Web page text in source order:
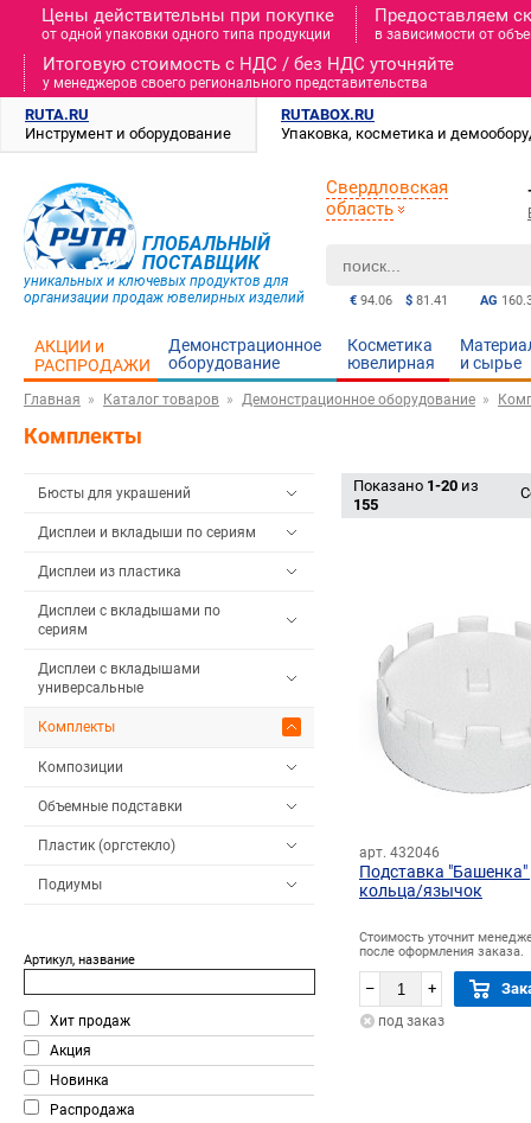
Цены действительны при покупке
от одной упаковки одного типа продукции
Предоставляем
в зависимости от
Итоговую стоимость c НДС / без НДС уточняйте
у менеджеров своего регионального представительства
RUTA.RU
Инструмент и оборудование
RUTABOX.RU
Упаковка, косметика и
ГЛОБАЛЬНЫЙ
ПОСТАВЩИК
уникальных и ключевых продуктов для
организации продаж ювелирных изделий
AG
€ 94.06 $ 81.41
Свердловская
область
АКЦИИ и
РАСПРОДАЖИ
Демонстрационное
оборудование
Косметика
ювелирная
и cырье
Главная Каталог товаров Демонстрационное оборудование
Комплекты
Бюсты для украшений
Дисплеи и вкладыши по сериям
Дисплеи из пластика
Дисплеи с вкладышами по
сериям
Дисплеи с вкладышами
универсальные
Комплекты
Композиции
Объемные подставки
Пластик (оргстекло)
Подиумы
Артикул, название
Хит продаж
Акция
Новинка
Распродажа
Показано 1-20 из
155
арт. 432046
Подставка "Башенка"
кольца/язычок
Стоимость уточнит
после оформления заказа.
– +
под заказ